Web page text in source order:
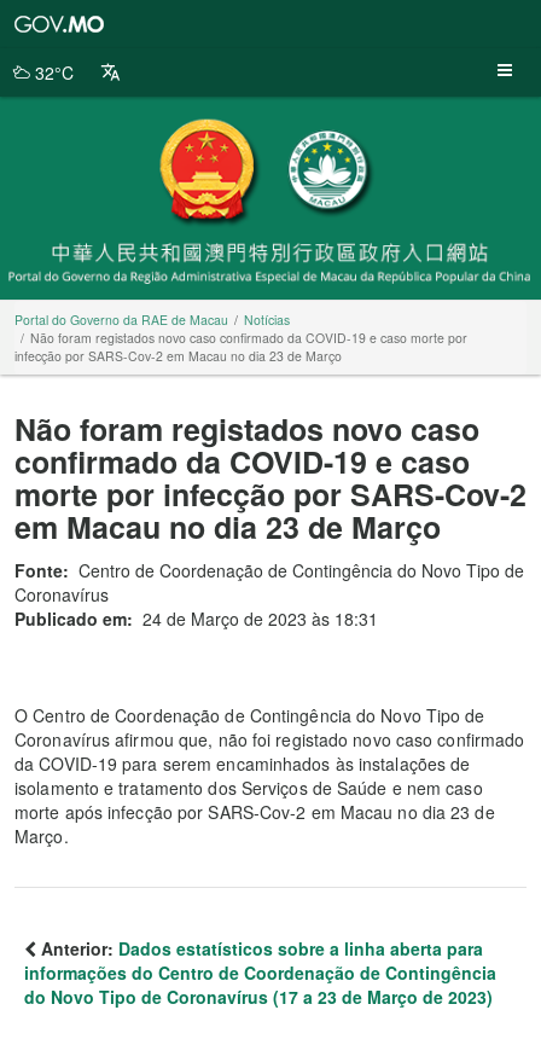
da
32°C
Portal do Governo da RAE de Macau
Notícias
Não foram registados novo caso confirmado da COVID-19 e caso morte por
infecção por SARS-Cov-2 em Macau no dia 23 de Março
Não foram registados novo caso
confirmado da COVID-19 e caso
morte por infecção por SARS-Cov-2
em Macau no dia 23 de Março
Fonte: Centro de Coordenação de Contingência do Novo Tipo de
Coronavírus
Publicado em: 24 de Março de 2023 às 18:31
O Centro de Coordenação de Contingência do Novo Tipo de
Coronavírus afirmou que, não foi registado novo caso confirmado
da COVID-19 para serem encaminhados às instalações de
isolamento e tratamento dos Serviços de Saúde e nem caso
morte após infecção por SARS-Cov-2 em Macau no dia 23 de
Março.
Anterior: Dados estatísticos sobre a linha aberta para
informações do Centro de Coordenação de Contingência
do Novo Tipo de Coronavírus (17 a 23 de Março de 2023)